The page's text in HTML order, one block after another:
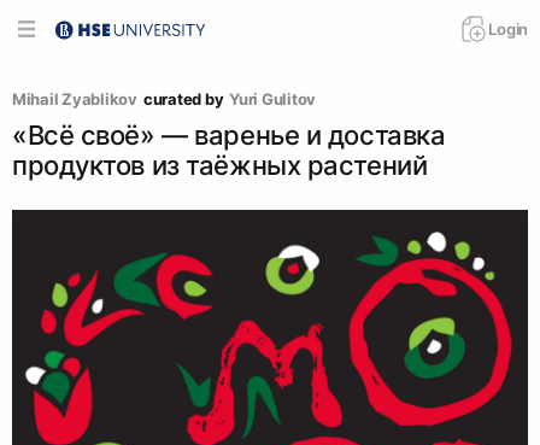
Login
Mihail Zyablikov curated by Yuri Gulitov
«Всё своё» — варенье и доставка
продуктов из таёжных растений